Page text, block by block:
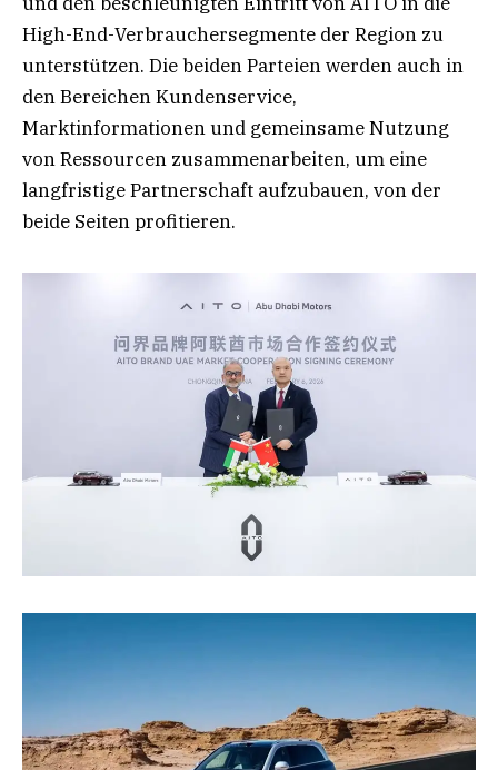
High-End-Verbrauchersegmente der Region zu
unterstützen. Die beiden Parteien werden auch in
den Bereichen Kundenservice,
Marktinformationen und gemeinsame Nutzung
von Ressourcen zusammenarbeiten, um eine
langfristige Partnerschaft aufzubauen, von der
beide Seiten profitieren.